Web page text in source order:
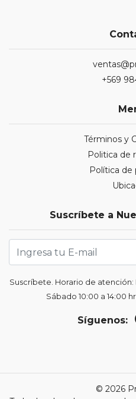
+569
Términos y
Politica de
Política de
Suscríbete a
Suscríbete. Horario de atención:
Sábado 10:00 a 14:00
Síguenos:
© 2026